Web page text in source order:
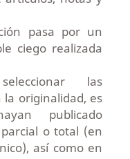
pasa por un
ciego realizada
las
originalidad, es
publicado
o total (en
así como en